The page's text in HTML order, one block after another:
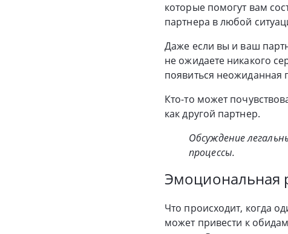
которые помогут вам
партнера в любой
Даже если вы и ваш
не ожидаете никакого
появиться неожиданная
Кто-то может
как другой партнер.
Обсуждение
процессы.
Эмоциональная
Что происходит, когда
может привести к